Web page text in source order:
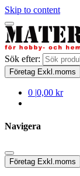
Skip to content
Sök efter:
Företag Exkl.moms
0 |0,00 kr
Navigera
Företag Exkl.moms